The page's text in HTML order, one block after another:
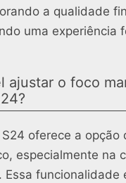
a qualidade
uma experiência
ajustar o foco
oferece a opção
especialmente na
Essa funcionalidade